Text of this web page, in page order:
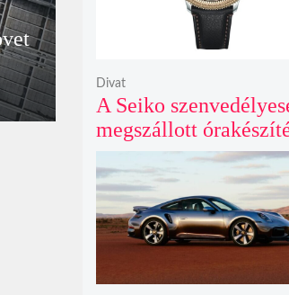
A Seiko
megszállott
kiállítása végre
érkezik idén nyáron
Divat